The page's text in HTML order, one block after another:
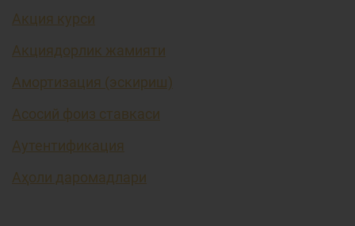
Акция курси
Акциядорлик жамияти
Амортизация (эскириш)
Асосий фоиз ставкаси
Аутентификация
Аҳоли даромадлари